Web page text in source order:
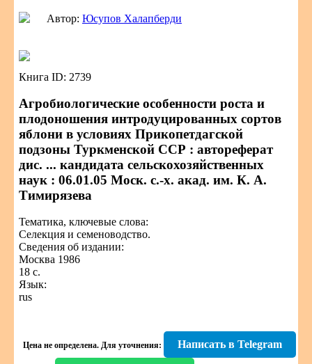
Автор: Юсупов Халапберди
Книга ID: 2739
Агробиологические особенности роста и
плодоношения интродуцированных сортов
яблони в условиях Прикопетдагской
подзоны Туркменской ССР : автореферат
дис. ... кандидата сельскохозяйственных
наук : 06.01.05 Моск. с.-х. акад. им. К. А.
Тимирязева
Тематика, ключевые слова:
Селекция и семеноводство.
Сведения об издании:
Москва 1986
18 с.
Язык:
rus
Цена не определена. Для уточнения: Написать в Telegram